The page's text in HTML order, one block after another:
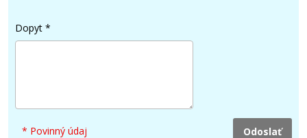
34,90 €
Dopyt *
* Povinný údaj